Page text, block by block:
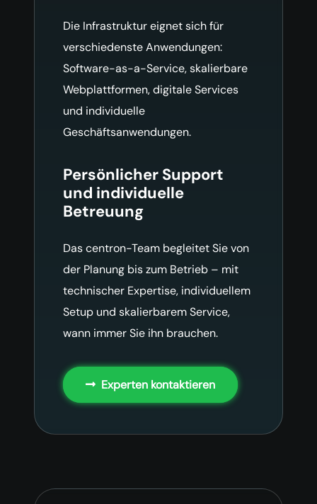
Die Infrastruktur eignet sich für
verschiedenste Anwendungen:
Software-as-a-Service, skalierbare
Webplattformen, digitale Services
und individuelle
Geschäftsanwendungen.
Persönlicher Support
und individuelle
Betreuung
Das centron-Team begleitet Sie von
der Planung bis zum Betrieb – mit
technischer Expertise, individuellem
Setup und skalierbarem Service,
wann immer Sie ihn brauchen.
Experten kontaktieren